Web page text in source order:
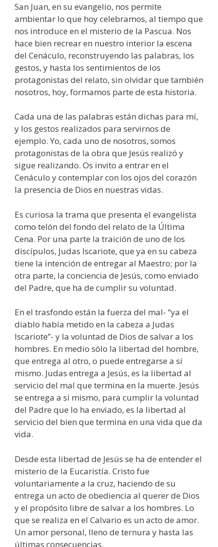
San Juan, en su evangelio, nos permite
ambientar lo que hoy celebramos, al tiempo que
nos introduce en el misterio de la Pascua. Nos
hace bien recrear en nuestro interior la escena
del Cenáculo, reconstruyendo las palabras, los
gestos, y hasta los sentimientos de los
protagonistas del relato, sin olvidar que también
nosotros, hoy, formamos parte de esta historia.
Cada una de las palabras están dichas para mí,
y los gestos realizados para servirnos de
ejemplo. Yo, cada uno de nosotros, somos
protagonistas de la obra que Jesús realizó y
sigue realizando. Os invito a entrar en el
Cenáculo y contemplar con los ojos del corazón
la presencia de Dios en nuestras vidas.
Es curiosa la trama que presenta el evangelista
como telón del fondo del relato de la Última
Cena. Por una parte la traición de uno de los
discípulos, Judas Iscariote, que ya en su cabeza
tiene la intención de entregar al Maestro; por la
otra parte, la conciencia de Jesús, como enviado
del Padre, que ha de cumplir su voluntad.
En el trasfondo están la fuerza del mal- “ya el
diablo había metido en la cabeza a Judas
Iscariote”- y la voluntad de Dios de salvar a los
hombres. En medio sólo la libertad del hombre,
que entrega al otro, o puede entregarse a sí
mismo. Judas entrega a Jesús, es la libertad al
servicio del mal que termina en la muerte. Jesús
se entrega a sí mismo, para cumplir la voluntad
del Padre que lo ha enviado, es la libertad al
servicio del bien que termina en una vida que da
vida.
Desde esta libertad de Jesús se ha de entender el
misterio de la Eucaristía. Cristo fue
voluntariamente a la cruz, haciendo de su
entrega un acto de obediencia al querer de Dios
y el propósito libre de salvar a los hombres. Lo
que se realiza en el Calvario es un acto de amor.
Un amor personal, lleno de ternura y hasta las
últimas consecuencias.